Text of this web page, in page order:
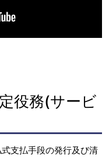
役務(サービ
支払手段の発行及び清